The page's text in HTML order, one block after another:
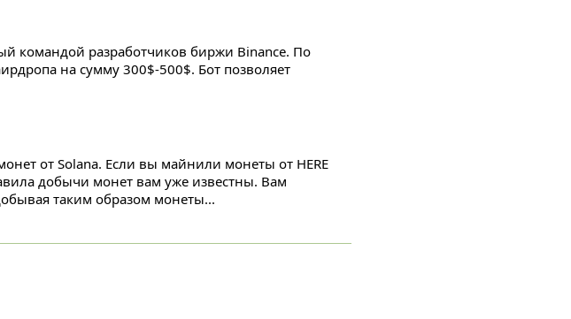
командой разработчиков биржи Binance. По
на сумму 300$-500$. Бот позволяет
от Solana. Если вы майнили монеты от HERE
добычи монет вам уже известны. Вам
таким образом монеты...